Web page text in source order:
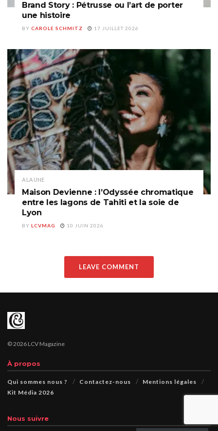
Brand Story : Pétrusse ou l’art de porter
une histoire
BY CAROLE SCHMITZ 17 JUILLET 2026
A LA UNE
Maison Devienne : l’Odyssée chromatique
entre les lagons de Tahiti et la soie de
Lyon
BY LCVMAG 10 JUIN 2026
LEAVE COMMENT
© 2026 LCV Magazine
À propos
Qui sommes nous ? Contactez-nous
Mentions légales
Kit Média 2026
Nous suivre